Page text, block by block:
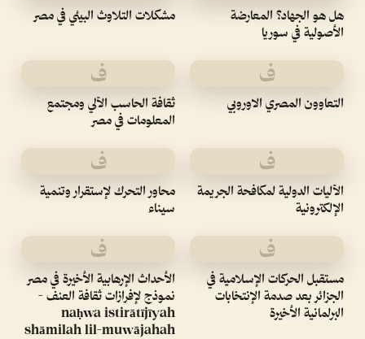
هل هو الجهاد؟ المعارضة
الأصولية في سوريا
مشكلات التلاوث البيئي في مصر
ف
التعاوون المصري الاوروبي
ف
ثقافة الحاسب الآلي ومجتمع
المعلومات في مصر
ف
الآليات الدولية لمكافحة الجريمة
الإلكترونية
ف
محاور التحرك لإستقرار وتنمية
سيناء
ف
مستقبل الحركات الإسلامية في
الجزائر بعد صدمة الإنتخابات
البرلمانية الأخيرة
ف
الأحداث الإرهابية الأخيرة في مصر
نموذج لإفرازات ثقافة العنف -
naḥwa istirātījīyah
shāmilah lil-muwājahah